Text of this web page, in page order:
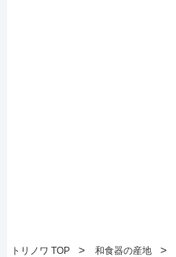
トリノワ TOP > 和食器の産地 >